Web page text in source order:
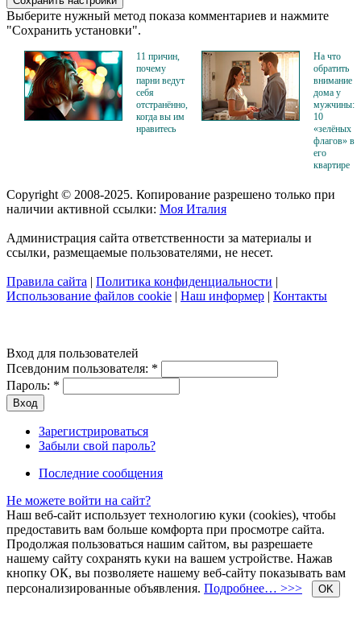
Выберите нужный метод показа комментариев и нажмите
"Сохранить установки".
11 причин,
почему
парни ведут
себя
отстранённо,
когда вы им
нравитесь
На что
обратить
внимание
дома у
мужчины:
10
«зелёных
флагов» в
его
квартире
Copyright © 2008-2025. Копирование разрешено только при
наличии активной ссылки: Моя Италия
Администрация сайта ответственности за материалы и
ссылки, размещаемые пользователями, не несет.
Правила сайта | Политика конфиденциальности |
Использование файлов cookie | Наш информер | Контакты
Вход для пользователей
Псевдоним пользователя: *
Пароль: *
Зарегистрироваться
Забыли свой пароль?
Последние сообщения
Не можете войти на сайт?
Наш веб-сайт использует технологию куки (cookies), чтобы
предоставить вам больше комфорта при просмотре сайта.
Продолжая пользоваться нашим сайтом, вы разрешаете
нашему сайту сохранять куки на вашем устройстве. Нажав
кнопку ОК, вы позволяете нашему веб-сайту показывать вам
персонализированные объявления. Подробнее… >>> OK